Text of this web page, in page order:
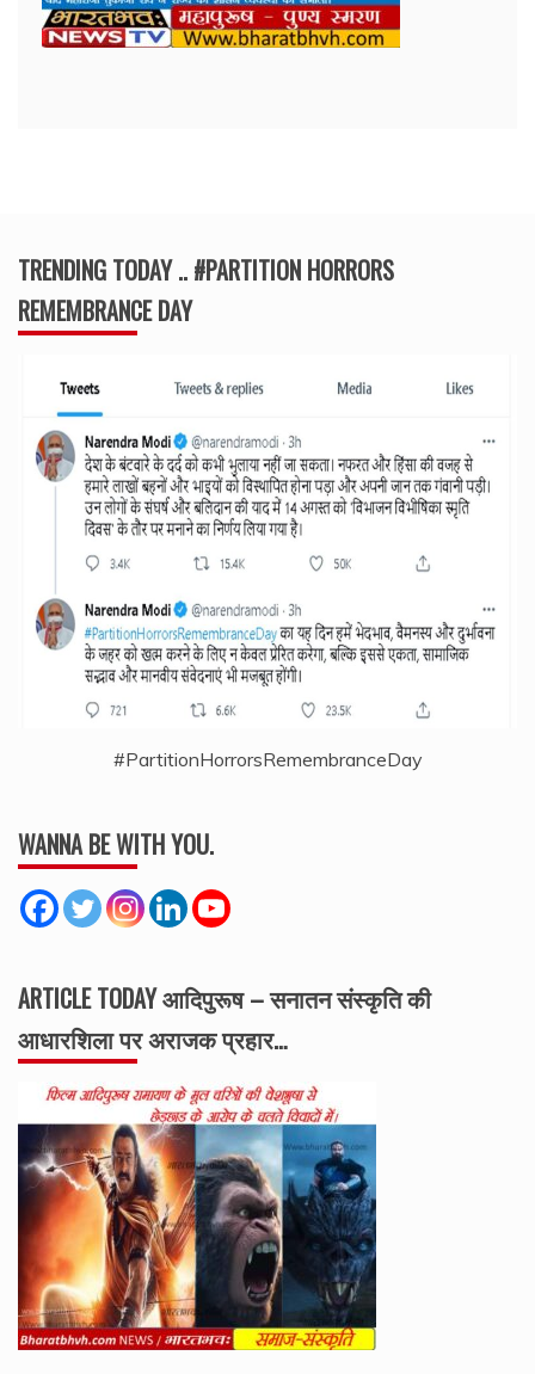
TRENDING TODAY .. #PARTITION HORRORS
REMEMBRANCE DAY
#PartitionHorrorsRemembranceDay
WANNA BE WITH YOU.
ARTICLE TODAY आदिपुरूष – सनातन संस्कृति की
आधारशिला पर अराजक प्रहार…